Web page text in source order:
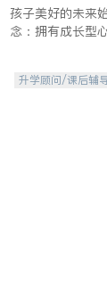
孩子美好的未来
念：拥有成长型
升学顾问/课后辅